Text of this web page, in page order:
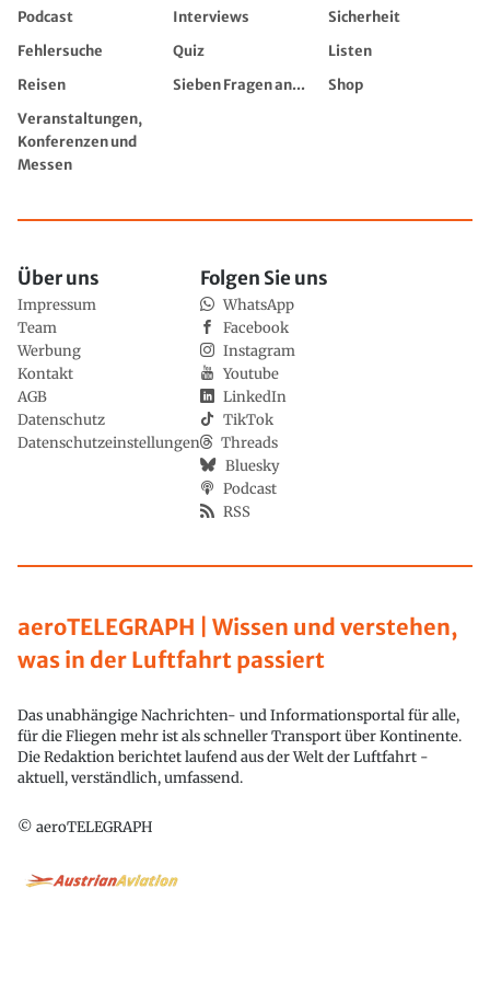
Podcast Interviews
Sicherheit
Fehlersuche
Quiz
Listen
Reisen
Sieben Fragen an...
Shop
Veranstaltungen,
Konferenzen und
Messen
aeroTELEGRAPH | Wissen und verstehen,
was in der Luftfahrt passiert
Das unabhängige Nachrichten- und Informationsportal für alle,
für die Fliegen mehr ist als schneller Transport über Kontinente.
Die Redaktion berichtet laufend aus der Welt der Luftfahrt -
aktuell, verständlich, umfassend.
© aeroTELEGRAPH
Über uns
Impressum
Team
Werbung
Kontakt
AGB
Datenschutz
Datenschutzeinstellungen
Folgen Sie uns
WhatsApp
Facebook
Instagram
Youtube
LinkedIn
TikTok
Threads
Bluesky
Podcast
RSS